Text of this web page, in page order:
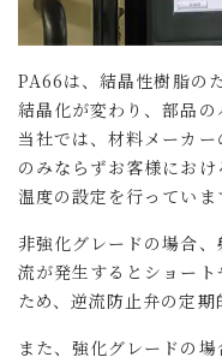
PA66は、結晶性樹脂の
結晶化が変わり、部品の
当社では、材料メーカ
のみならずお客様にお
温度の設定を行っていま
非強化グレードの場合
流が発生するとショー
ため、逆流防止弁の定期
また、強化グレードの